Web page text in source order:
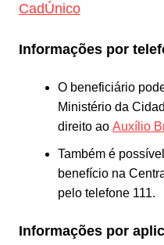
CadÚnico
Informações por
O beneficiário
Ministério da
direito ao Auxílio
Também é
benefício na
pelo telefone 111.
Informações por